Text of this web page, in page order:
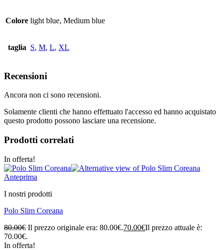
Colore light blue, Medium blue
taglia S, M, L, XL
Recensioni
Ancora non ci sono recensioni.
Solamente clienti che hanno effettuato l'accesso ed hanno acquistato
questo prodotto possono lasciare una recensione.
Prodotti correlati
In offerta!
Anteprima
I nostri prodotti
Polo Slim Coreana
80.00€ Il prezzo originale era: 80.00€.70.00€Il prezzo attuale è:
70.00€.
In offerta!